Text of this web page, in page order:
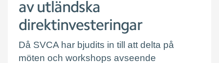
av utländska
direktinvesteringar
Då SVCA har bjudits in till att delta på
möten och workshops avseende